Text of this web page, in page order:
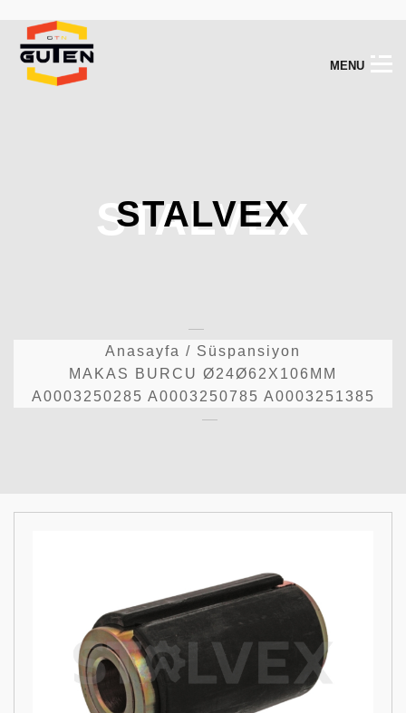
M ENU
STALVEX
STALVEX
Anasayfa / Süspansiyon
MAKAS BURCU Ø24Ø62X106MM
A0003250285 A0003250785 A0003251385